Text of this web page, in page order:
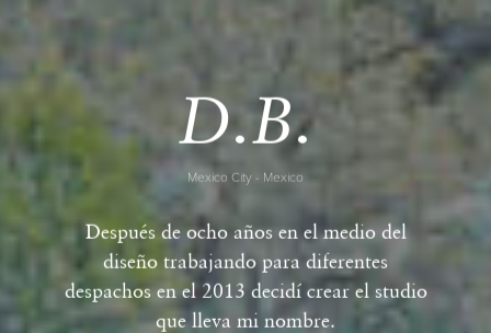
D.B.
Mexico City - Mexico
Después de ocho años en el medio del
diseño trabajando para diferentes
despachos en el 2013 decidí crear el studio
que lleva mi nombre.